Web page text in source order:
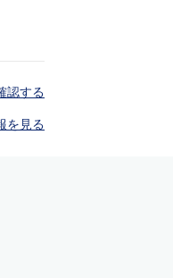
認する
を見る